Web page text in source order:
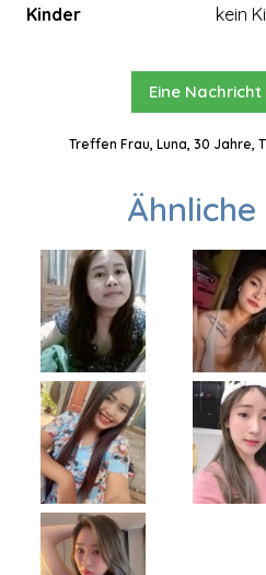
Kinder
kein
Eine
Treffen Frau, Luna, 30 Jahre,